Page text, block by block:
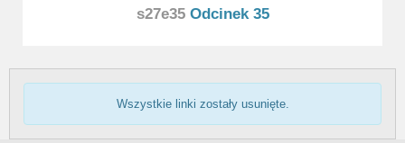
s27e35Odcinek 35
Wszystkie linki zostały usunięte.